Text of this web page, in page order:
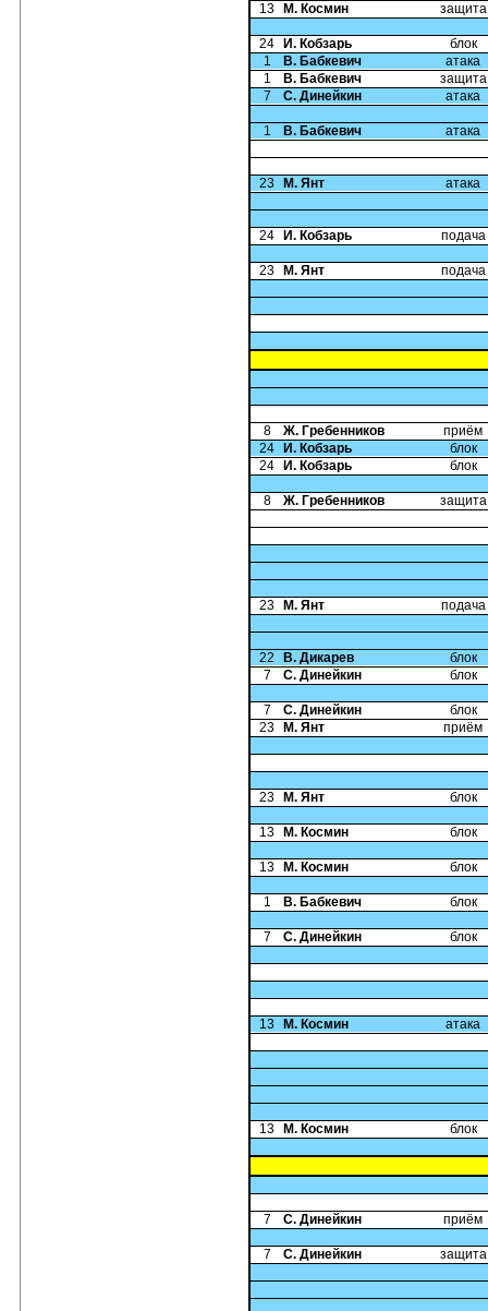
13
М. Космин защита
24 И. Кобзарь
блок
1
В. Бабкевич
атака
1
В. Бабкевич
защита
7
С. Динейкин атака
1 В. Бабкевич атака
23 М. Янт атака
24 И. Кобзарь подача
23 М. Янт подача
8 Ж. Гребенников
приём
24
И. Кобзарь
блок
24
И. Кобзарь блок
8 Ж. Гребенников защита
23 М. Янт подача
22 В. Дикарев
блок
7
С. Динейкин блок
7 С. Динейкин
блок
23
М. Янт приём
23 М. Янт блок
13 М. Космин блок
13 М. Космин блок
1 В. Бабкевич блок
7 С. Динейкин блок
13 М. Космин атака
13 М. Космин блок
7 С. Динейкин приём
7 С. Динейкин защита